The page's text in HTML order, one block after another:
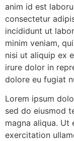
anim id est
consectetur
incididunt ut
minim veniam,
nisi ut aliquip ex
irure dolor in
dolore eu fugiat
Lorem ipsum
sed do eiusmod
magna aliqua. Ut
exercitation